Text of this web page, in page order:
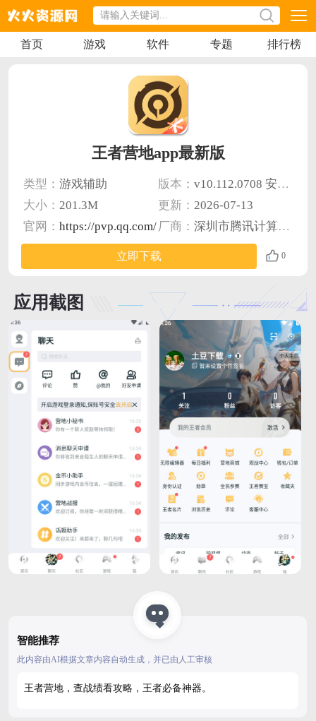
首页 游戏 软件 专题 排行榜
王者营地app最新版
类型： 游戏辅助 版本： v10.112.0708 安卓版
大小： 201.3M 更新： 2026-07-13
官网： https://pvp.qq.com/厂商： 深圳市腾讯计算机系统有限公司
立即下载 0
应用截图
智能推荐
此内容由AI根据文章内容自动生成，并已由人工审核
王者营地，查战绩看攻略，王者必备神器。